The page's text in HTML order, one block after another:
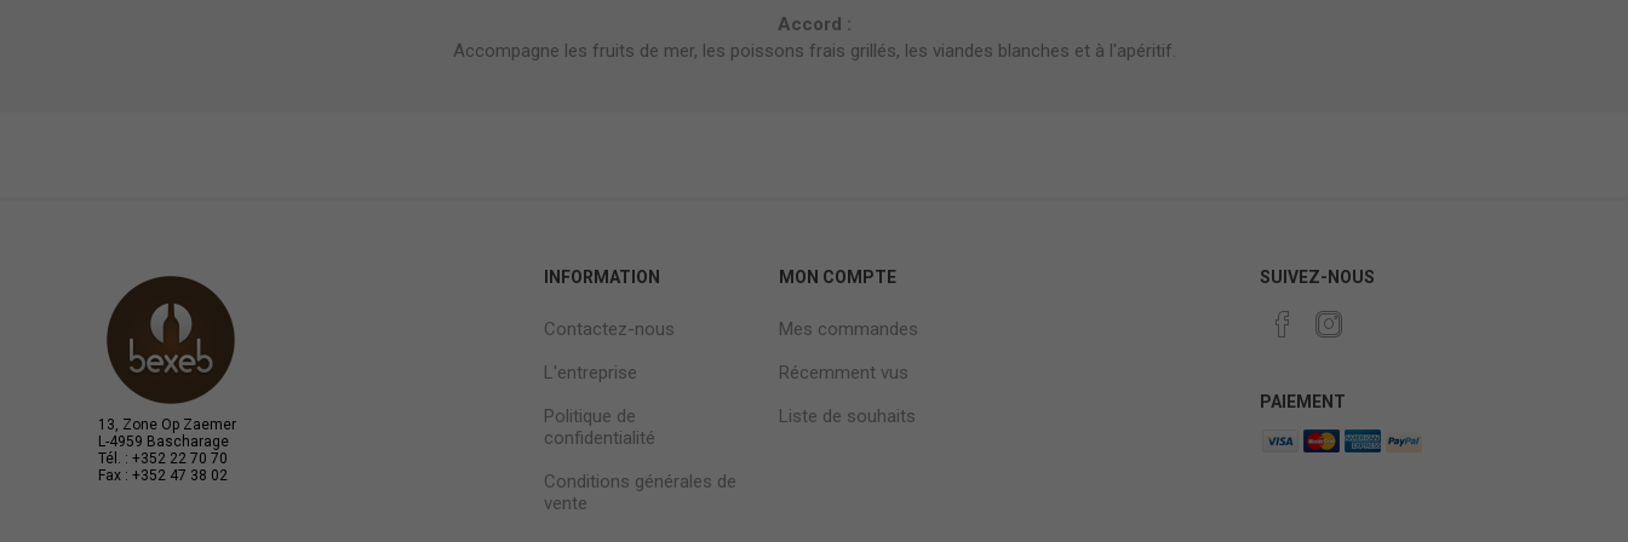
Accord :
Accompagne les fruits de mer, les poissons frais grillés, les viandes blanches et à l'apéritif.
13, Zone Op Zaemer
L-4959 Bascharage
Tél. : +352 22 70 70
Fax : +352 47 38 02
INFORMATION
Contactez-nous
L'entreprise
Politique de
confidentialité
Conditions générales de
vente
MON COMPTE
Mes commandes
Récemment vus
Liste de souhaits
SUIVEZ-NOUS
PAIEMENT